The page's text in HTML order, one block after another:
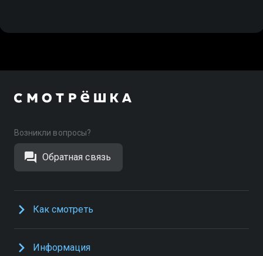
Возникли вопросы?
Обратная связь
Как смотреть
Информация